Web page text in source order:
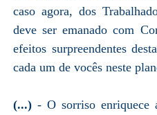
caso agora, dos
deve ser emanado com
efeitos surpreendentes
cada um de vocês neste
(...)- O sorriso enriquece